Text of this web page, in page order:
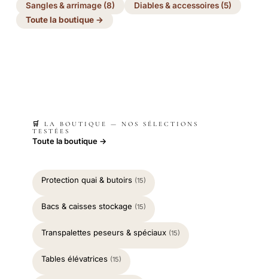
Sangles & arrimage (8)
Diables & accessoires (5)
Toute la boutique →
🛒 LA BOUTIQUE — NOS SÉLECTIONS
TESTÉES
Toute la boutique →
Protection quai & butoirs (15)
Bacs & caisses stockage (15)
Transpalettes peseurs & spéciaux (15)
Tables élévatrices (15)